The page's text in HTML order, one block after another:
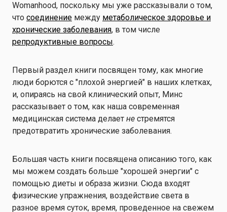
Womanhood, поскольку мы уже рассказывали о том,
что соединение между метаболическое здоровье и
хронические заболевания, в том числе
репродуктивные вопросы.
Первый раздел книги посвящен тому, как многие
люди борются с "плохой энергией" в наших клетках,
и, опираясь на свой клинический опыт, Минс
рассказывает о том, как наша современная
медицинская система делает не стремятся
предотвратить хронические заболевания.
Большая часть книги посвящена описанию того, как
мы можем создать больше "хорошей энергии" с
помощью диеты и образа жизни. Сюда входят
физические упражнения, воздействие света в
разное время суток, время, проведенное на свежем